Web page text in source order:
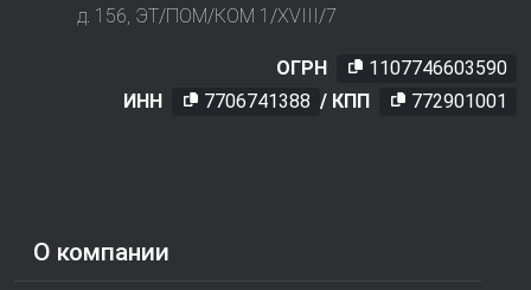
О компании
д. 156, ЭТ/ПОМ/КОМ 1/XVIII/7
ОГРН
1107746603590
ИНН
7706741388 / КПП 772901001